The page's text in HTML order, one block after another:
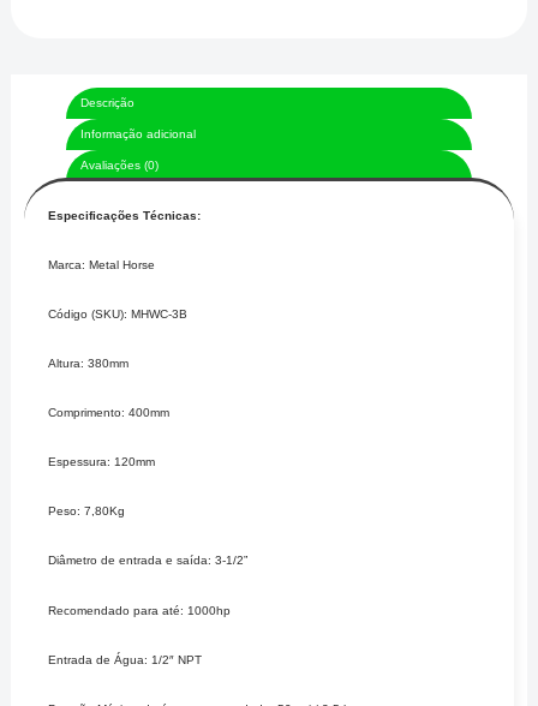
Descrição
Informação adicional
Avaliações (0)
Especificações Técnicas:
Marca: Metal Horse
Código (SKU): MHWC-3B
Altura: 380mm
Comprimento: 400mm
Espessura: 120mm
Peso: 7,80Kg
Diâmetro de entrada e saída: 3-1/2”
Recomendado para até: 1000hp
Entrada de Água: 1/2″ NPT